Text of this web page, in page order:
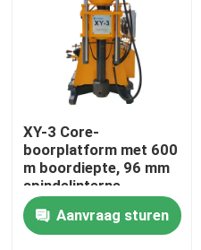
Huis
Producten
XY-3 Core-
boorplatform met 600
m boordiepte, 96 mm
spindelinterne
diameter en 3000 kg
hefcapaciteit voor
geologische
Aanvraag sturen